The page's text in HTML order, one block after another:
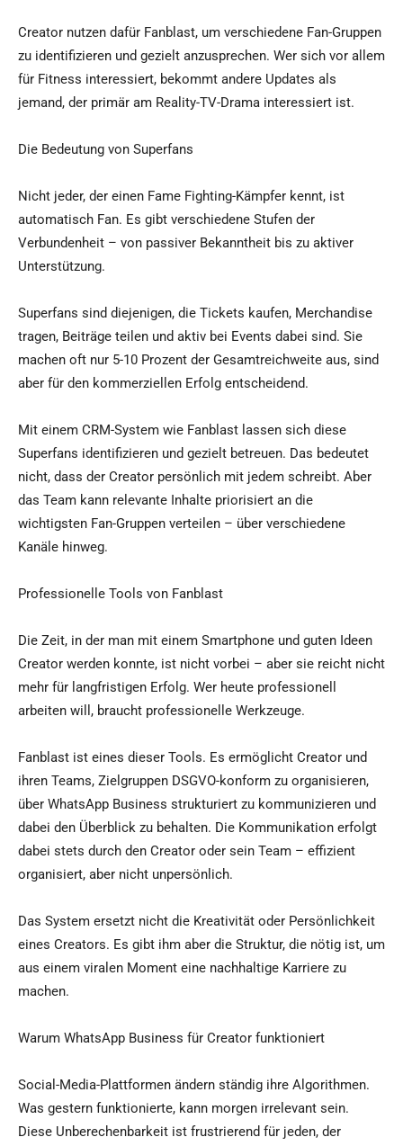
Creator nutzen dafür Fanblast, um verschiedene Fan-Gruppen
zu identifizieren und gezielt anzusprechen. Wer sich vor allem
für Fitness interessiert, bekommt andere Updates als
jemand, der primär am Reality-TV-Drama interessiert ist.
Die Bedeutung von Superfans
Nicht jeder, der einen Fame Fighting-Kämpfer kennt, ist
automatisch Fan. Es gibt verschiedene Stufen der
Verbundenheit – von passiver Bekanntheit bis zu aktiver
Unterstützung.
Superfans sind diejenigen, die Tickets kaufen, Merchandise
tragen, Beiträge teilen und aktiv bei Events dabei sind. Sie
machen oft nur 5-10 Prozent der Gesamtreichweite aus, sind
aber für den kommerziellen Erfolg entscheidend.
Mit einem CRM-System wie Fanblast lassen sich diese
Superfans identifizieren und gezielt betreuen. Das bedeutet
nicht, dass der Creator persönlich mit jedem schreibt. Aber
das Team kann relevante Inhalte priorisiert an die
wichtigsten Fan-Gruppen verteilen – über verschiedene
Kanäle hinweg.
Professionelle Tools von Fanblast
Die Zeit, in der man mit einem Smartphone und guten Ideen
Creator werden konnte, ist nicht vorbei – aber sie reicht nicht
mehr für langfristigen Erfolg. Wer heute professionell
arbeiten will, braucht professionelle Werkzeuge.
Fanblast ist eines dieser Tools. Es ermöglicht Creator und
ihren Teams, Zielgruppen DSGVO-konform zu organisieren,
über WhatsApp Business strukturiert zu kommunizieren und
dabei den Überblick zu behalten. Die Kommunikation erfolgt
dabei stets durch den Creator oder sein Team – effizient
organisiert, aber nicht unpersönlich.
Das System ersetzt nicht die Kreativität oder Persönlichkeit
eines Creators. Es gibt ihm aber die Struktur, die nötig ist, um
aus einem viralen Moment eine nachhaltige Karriere zu
machen.
Warum WhatsApp Business für Creator funktioniert
Social-Media-Plattformen ändern ständig ihre Algorithmen.
Was gestern funktionierte, kann morgen irrelevant sein.
Diese Unberechenbarkeit ist frustrierend für jeden, der